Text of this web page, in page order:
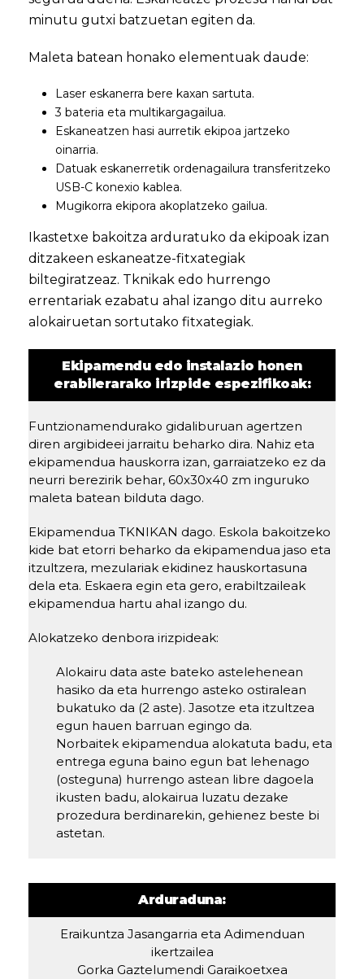
minutu gutxi batzuetan egiten da.
Maleta batean honako elementuak daude:
Laser eskanerra bere kaxan sartuta.
3 bateria eta multikargagailua.
Eskaneatzen hasi aurretik ekipoa jartzeko
oinarria.
Datuak eskanerretik ordenagailura transferitzeko
USB-C konexio kablea.
Mugikorra ekipora akoplatzeko gailua.
Ikastetxe bakoitza arduratuko da ekipoak izan
ditzakeen eskaneatze-fitxategiak
biltegiratzeaz. Tknikak edo hurrengo
errentariak ezabatu ahal izango ditu aurreko
alokairuetan sortutako fitxategiak.
Ekipamendu edo instalazio honen
erabilerarako irizpide espezifikoak:
Funtzionamendurako gidaliburuan agertzen
diren argibideei jarraitu beharko dira. Nahiz eta
ekipamendua hauskorra izan, garraiatzeko ez da
neurri berezirik behar, 60x30x40 zm inguruko
maleta batean bilduta dago.
Ekipamendua TKNIKAN dago. Eskola bakoitzeko
kide bat etorri beharko da ekipamendua jaso eta
itzultzera, mezulariak ekidinez hauskortasuna
dela eta. Eskaera egin eta gero, erabiltzaileak
ekipamendua hartu ahal izango du.
Alokatzeko denbora irizpideak:
Alokairu data aste bateko astelehenean
hasiko da eta hurrengo asteko ostiralean
bukatuko da (2 aste). Jasotze eta itzultzea
egun hauen barruan egingo da.
Norbaitek ekipamendua alokatuta badu, eta
entrega eguna baino egun bat lehenago
(osteguna) hurrengo astean libre dagoela
ikusten badu, alokairua luzatu dezake
prozedura berdinarekin, gehienez beste bi
astetan.
Arduraduna:
Eraikuntza Jasangarria eta Adimenduan
ikertzailea
Gorka Gaztelumendi Garaikoetxea